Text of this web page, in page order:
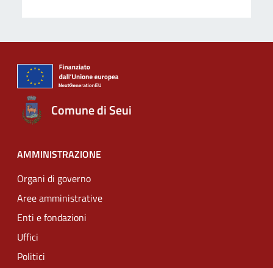
Comune di Seui
AMMINISTRAZIONE
Organi di governo
Aree amministrative
Enti e fondazioni
Uffici
Politici